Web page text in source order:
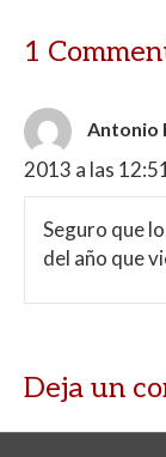
1
Antonio
2013 a las
Seguro que
del año que
Deja un